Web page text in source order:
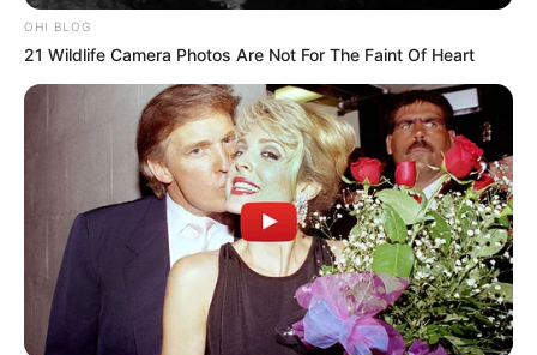
OHI BLOG
21 Wildlife Camera Photos Are Not For The Faint Of Heart